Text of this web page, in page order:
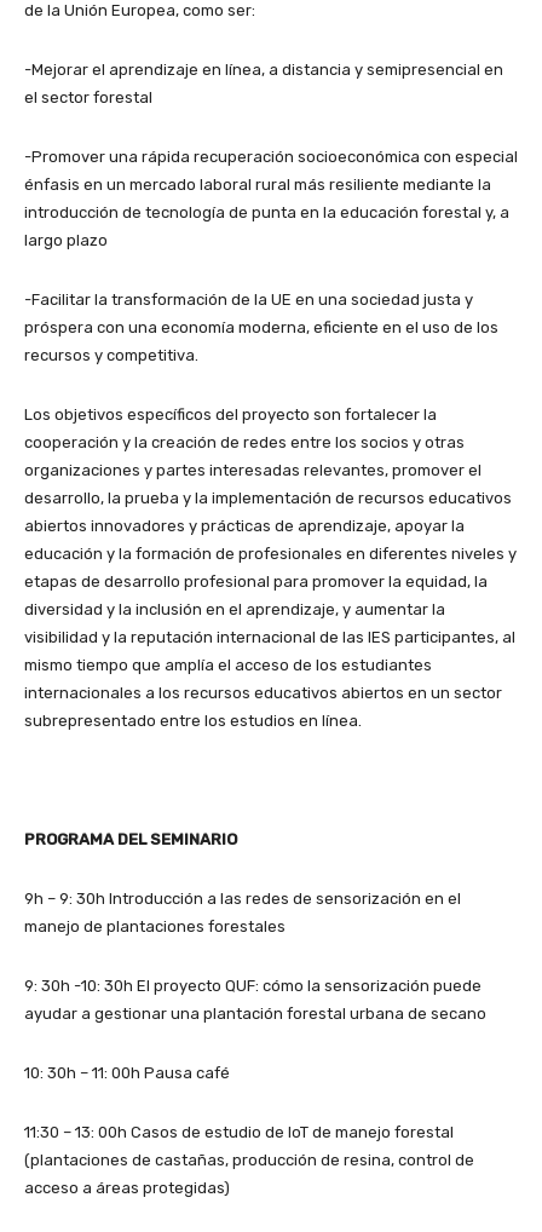
de la Unión Europea, como ser:
-Mejorar el aprendizaje en línea, a distancia y semipresencial en
el sector forestal
-Promover una rápida recuperación socioeconómica con especial
énfasis en un mercado laboral rural más resiliente mediante la
introducción de tecnología de punta en la educación forestal y, a
largo plazo
-Facilitar la transformación de la UE en una sociedad justa y
próspera con una economía moderna, eficiente en el uso de los
recursos y competitiva.
Los objetivos específicos del proyecto son fortalecer la
cooperación y la creación de redes entre los socios y otras
organizaciones y partes interesadas relevantes, promover el
desarrollo, la prueba y la implementación de recursos educativos
abiertos innovadores y prácticas de aprendizaje, apoyar la
educación y la formación de profesionales en diferentes niveles y
etapas de desarrollo profesional para promover la equidad, la
diversidad y la inclusión en el aprendizaje, y aumentar la
visibilidad y la reputación internacional de las IES participantes, al
mismo tiempo que amplía el acceso de los estudiantes
internacionales a los recursos educativos abiertos en un sector
subrepresentado entre los estudios en línea.
PROGRAMA DEL SEMINARIO
9h – 9: 30h Introducción a las redes de sensorización en el
manejo de plantaciones forestales
9: 30h -10: 30h El proyecto QUF: cómo la sensorización puede
ayudar a gestionar una plantación forestal urbana de secano
10: 30h – 11: 00h Pausa café
11:30 – 13: 00h Casos de estudio de IoT de manejo forestal
(plantaciones de castañas, producción de resina, control de
acceso a áreas protegidas)